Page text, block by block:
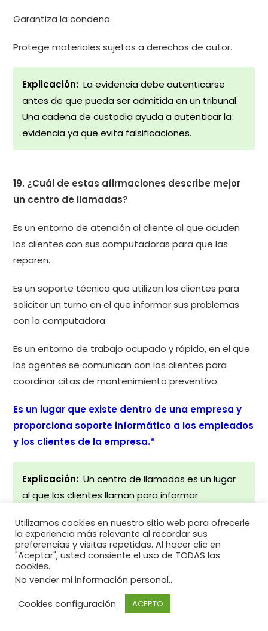
Garantiza la condena.
Protege materiales sujetos a derechos de autor.
Explicación: La evidencia debe autenticarse
antes de que pueda ser admitida en un tribunal.
Una cadena de custodia ayuda a autenticar la
evidencia ya que evita falsificaciones.
19. ¿Cuál de estas afirmaciones describe mejor
un centro de llamadas?
Es un entorno de atención al cliente al que acuden
los clientes con sus computadoras para que las
reparen.
Es un soporte técnico que utilizan los clientes para
solicitar un turno en el que informar sus problemas
con la computadora.
Es un entorno de trabajo ocupado y rápido, en el que
los agentes se comunican con los clientes para
coordinar citas de mantenimiento preventivo.
Es un lugar que existe dentro de una empresa y
proporciona soporte informático a los empleados
y los clientes de la empresa.*
Explicación: Un centro de llamadas es un lugar
al que los clientes llaman para informar
ser una empresa independiente que venda
soporte informático como servicio, o bien puede
ser parte de una empresa y ofrecer el servicio
tanto a empleados de la empresa como a los
clientes externos que usan los productos de la
empresa.
Utilizamos cookies en nuestro sitio web para ofrecerle
la experiencia más relevante al recordar sus
preferencias y visitas repetidas. Al hacer clic en
"Aceptar", usted consiente el uso de TODAS las
cookies.
No vender mi información personal..
Cookies configuración
ACEPTO